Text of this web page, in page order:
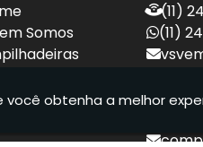
Empilhadeira 25 ton
Somos
(11)
(11)
obtenha a melhor